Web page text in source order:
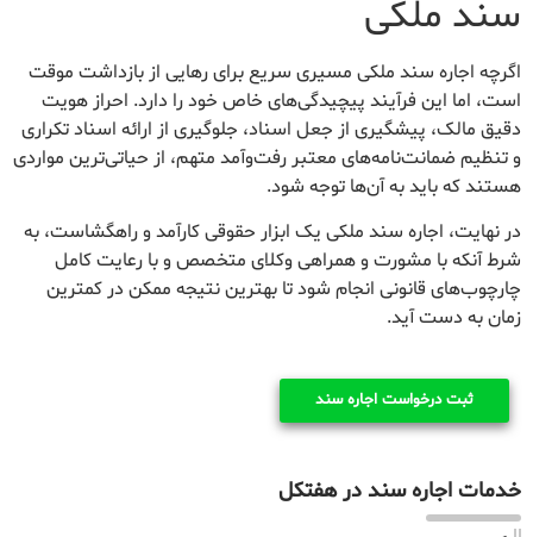
سند ملکی
اگرچه اجاره سند ملکی مسیری سریع برای رهایی از بازداشت موقت
است، اما این فرآیند پیچیدگی‌های خاص خود را دارد. احراز هویت
دقیق مالک، پیشگیری از جعل اسناد، جلوگیری از ارائه اسناد تکراری
و تنظیم ضمانت‌نامه‌های معتبر رفت‌وآمد متهم، از حیاتی‌ترین مواردی
هستند که باید به آن‌ها توجه شود.
در نهایت، اجاره سند ملکی یک ابزار حقوقی کارآمد و راهگشاست، به
شرط آنکه با مشورت و همراهی وکلای متخصص و با رعایت کامل
چارچوب‌های قانونی انجام شود تا بهترین نتیجه ممکن در کمترین
زمان به دست آید.
ثبت درخواست اجاره سند
خدمات اجاره سند در هفتکل